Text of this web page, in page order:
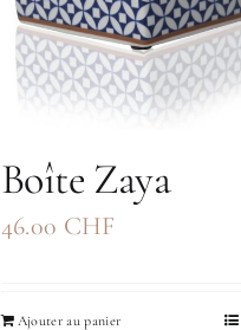
Boîte Zaya
46.00 CHF
Ajouter au panier